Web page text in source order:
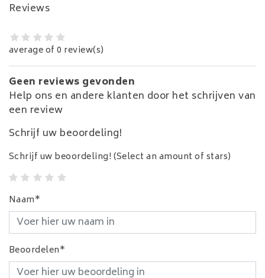
Reviews
average of 0 review(s)
Geen reviews gevonden
Help ons en andere klanten door het schrijven van
een review
Schrijf uw beoordeling!
Schrijf uw beoordeling! (Select an amount of stars)
Naam*
Beoordelen*